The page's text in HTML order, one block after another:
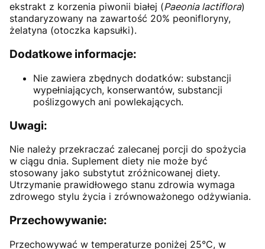
ekstrakt z korzenia piwonii białej (Paeonia lactiflora)
standaryzowany na zawartość 20% peonifloryny,
żelatyna (otoczka kapsułki).
Dodatkowe informacje:
Nie zawiera zbędnych dodatków: substancji
wypełniających, konserwantów, substancji
poślizgowych ani powlekających.
Uwagi:
Nie należy przekraczać zalecanej porcji do spożycia
w ciągu dnia. Suplement diety nie może być
stosowany jako substytut zróżnicowanej diety.
Utrzymanie prawidłowego stanu zdrowia wymaga
zdrowego stylu życia i zrównoważonego odżywiania.
Przechowywanie:
Przechowywać w temperaturze poniżej 25°C, w